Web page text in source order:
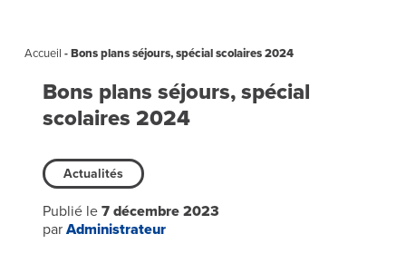
Accueil -Bons plans séjours, spécial scolaires 2024
Bons plans séjours, spécial
scolaires 2024
Actualités
Publié le7 décembre 2023
par Administrateur